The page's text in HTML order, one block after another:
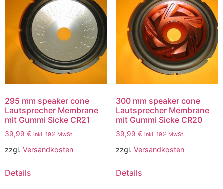
295 mm speaker cone
Lautsprecher Membrane
mit Gummi Sicke CR21
39,99 € inkl. 19% MwSt.
zzgl. Versandkosten
Details
300 mm speaker cone
Lautsprecher Membrane
mit Gummi Sicke CR20
39,99 € inkl. 19% MwSt.
zzgl. Versandkosten
Details